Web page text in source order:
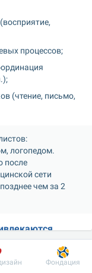
процессов;
(чтение, письмо,
логопедом.
после
сети
чем за 2
Пациенту Фондация